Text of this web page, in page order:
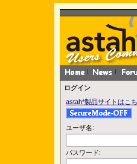
ログイン
astah*製品サイトはこ
ユーザ名:
パスワード: